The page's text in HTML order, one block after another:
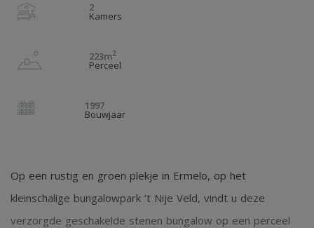
2
Kamers
223m2
Perceel
1997
Bouwjaar
Op een rustig en groen plekje in Ermelo, op het
kleinschalige bungalowpark ’t Nije Veld, vindt u deze
verzorgde geschakelde stenen bungalow op een perceel